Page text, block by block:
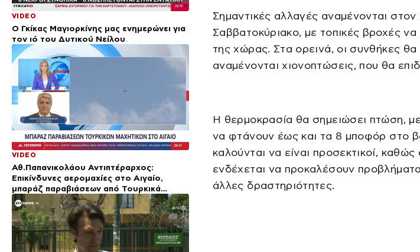
VIDEO
Ο Γκίκας Μαγιορκίνης μας ενημερώνει για
τον ιό του Δυτικού Νείλου
VIDEO
Αθ.Παπανικολάου Αντιπτέραρχος:
Επικίνδυνες αερομαχίες στο Αιγαίο,
μπαράζ παραβιάσεων από Τουρκικά
μαχητικά
Σημαντικές αλλαγές αναμένονται στον
Σαββατοκύριακο, με τοπικές βροχές
της χώρας. Στα ορεινά, οι συνθήκες θα
αναμένονται χιονοπτώσεις, που θα
Η θερμοκρασία θα σημειώσει πτώση,
να φτάνουν έως και τα 8 μποφόρ στο
καλούνται να είναι προσεκτικοί, καθώς
ενδέχεται να προκαλέσουν προβλήματα
άλλες δραστηριότητες.